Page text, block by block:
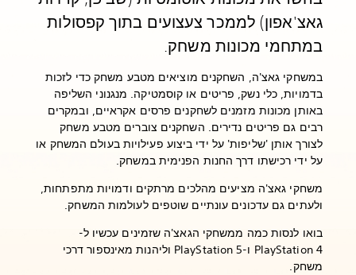
גאצ'אפון) לממכר צעצועים בתוך קפסולות
במתחמי מכונות משחק.
במשחקי גאצ'ה, השחקנים מוציאים מטבע משחק כדי לזכות
בדמויות, כלי נשק, פריטים או קוסמטיקה. מנגנוני השליפה
באותן מכונות מזמנים לשחקנים פרסים אקראיים, ובמקרים
רבים גם פריטים נדירים. השחקנים צוברים מטבע משחק
לצורך אותן 'שליפות' על ידי ביצוע פעילויות בעולם המשחק או
על ידי רכישתו דרך החנות הפנימית במשחק.
משחקי גאצ'ה מציעים מהלכים מרתקים ודמויות מתפתחות,
ולעתים גם עדכונים עונתיים שוטפים לעולמות המשחק.
בואו לנסות כמה ממשחקי הגאצ'ה שזמינים עכשיו ל-
PlayStation 4 ו-PlayStation 5 וליהנות מאינספור דרכי
משחק.